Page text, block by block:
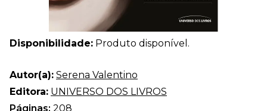
Disponibilidade: Produto disponível.
Autor(a): Serena Valentino
Editora: UNIVERSO DOS LIVROS
Páginas: 208